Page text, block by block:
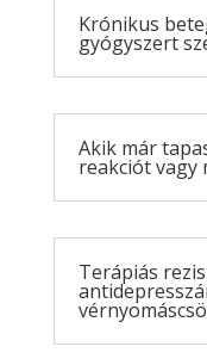
Krónikus
gyógyszert
Akik már
reakciót vagy
Terápiás